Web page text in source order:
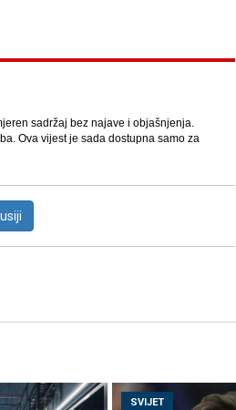
sadržaj bez najave i objašnjenja.
Ova vijest je sada dostupna samo za
SVIJET